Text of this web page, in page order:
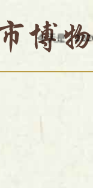
今天是：2026-